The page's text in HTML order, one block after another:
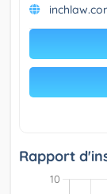
Rapport